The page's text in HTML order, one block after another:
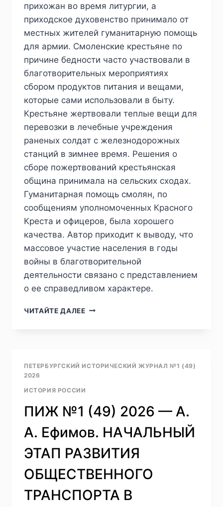
прихожан во время литургии, а
приходское духовенство принимало от
местных жителей гуманитарную помощь
для армии. Смоленские крестьяне по
причине бедности часто участвовали в
благотворительных мероприятиях
сбором продуктов питания и вещами,
которые сами использовали в быту.
Крестьяне жертвовали теплые вещи для
перевозки в лечебные учреждения
раненых солдат с железнодорожных
станций в зимнее время. Решения о
сборе пожертвований крестьянская
община принимала на сельских сходах.
Гуманитарная помощь смолян, по
сообщениям уполномоченных Красного
Креста и офицеров, была хорошего
качества. Автор приходит к выводу, что
массовое участие населения в годы
войны в благотворительной
деятельности связано с представлением
о ее справедливом характере.
ЧИТАЙТЕ ДАЛЕЕПИЖ
В.
ФОРМЫ
ВО
РУССКО-
ВОЙНЫ
1878
(НА
ПЕТЕРБУРГСКИЙ ИСТОРИЧЕСКИЙ ЖУРНАЛ №1 (49)
2026
ИСТОРИЯ РОССИИ
ПИЖ №1 (49) 2026 — А.
А. Ефимов. НАЧАЛЬНЫЙ
ЭТАП РАЗВИТИЯ
ОБЩЕСТВЕННОГО
ТРАНСПОРТА В